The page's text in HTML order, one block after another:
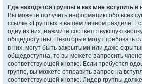
Где находятся группы и как мне вступить в
Вы можете получить информацию обо всех
ссылке «Группы» в вашем личном разделе.
одну из них, нажмите соответствующую
общедоступны. Некоторые могут требовать
в них, могут быть закрытыми или даже
общедоступна, то вы можете запросить
соответствующей кнопке. Если требуется
группе, вы можете отправить запрос на
соответствующей кнопке. Лидер группы